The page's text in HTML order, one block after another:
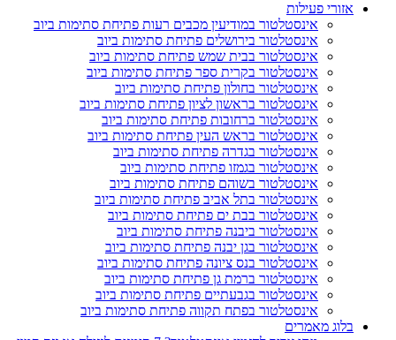
פעילות
אינסטלטור במודיעין מכבים רעות פתיחת סתימות ביוב
אינסטלטור בירושלים פתיחת סתימות ביוב
אינסטלטור בבית שמש פתיחת סתימות ביוב
אינסטלטור בקרית ספר פתיחת סתימות ביוב
אינסטלטור בחולון פתיחת סתימות ביוב
אינסטלטור בראשון לציון פתיחת סתימות ביוב
אינסטלטור ברחובות פתיחת סתימות ביוב
אינסטלטור בראש העין פתיחת סתימות ביוב
אינסטלטור בגדרה פתיחת סתימות ביוב
אינסטלטור בגמזו פתיחת סתימות ביוב
אינסטלטור בשוהם פתיחת סתימות ביוב
אינסטלטור בתל אביב פתיחת סתימות ביוב
אינסטלטור בבת ים פתיחת סתימות ביוב
אינסטלטור ביבנה פתיחת סתימות ביוב
אינסטלטור בגן יבנה פתיחת סתימות ביוב
אינסטלטור בנס ציונה פתיחת סתימות ביוב
אינסטלטור ברמת גן פתיחת סתימות ביוב
אינסטלטור בגבעתיים פתיחת סתימות ביוב
אינסטלטור בפתח תקווה פתיחת סתימות ביוב
מאמרים